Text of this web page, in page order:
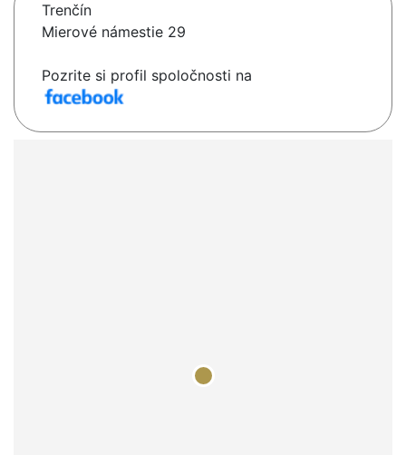
Trenčín
Mierové námestie 29
Pozrite si profil spoločnosti na